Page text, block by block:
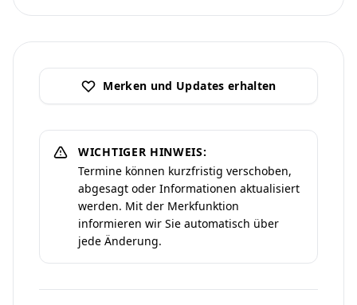
Merken und Updates erhalten
WICHTIGER HINWEIS:
Termine können kurzfristig verschoben,
abgesagt oder Informationen aktualisiert
werden. Mit der Merkfunktion
informieren wir Sie automatisch über
jede Änderung.